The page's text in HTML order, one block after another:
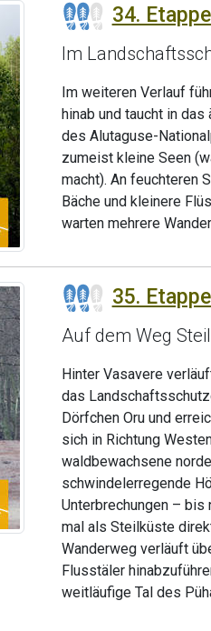
34.
Im
Im weiteren Verlauf
hinab und taucht in
des Alutaguse-
zumeist kleine Seen
macht). An feuchteren
Bäche und kleinere
warten mehrere
35.
Auf dem Weg
Hinter Vasavere
das
Dörfchen Oru und
sich in Richtung
waldbewachsene
schwindelerregende
Unterbrechungen –
mal als Steilküste
Wanderweg verläuft
Flusstäler
weitläufige Tal des